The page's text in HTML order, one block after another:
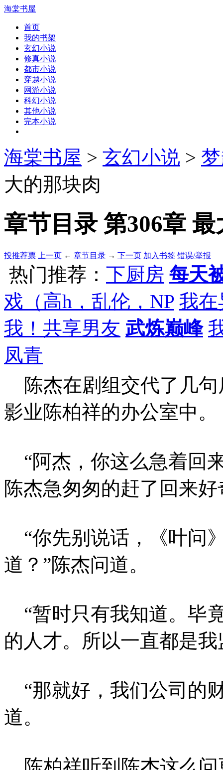
海棠书屋
首页
我的书架
玄幻小说
修真小说
都市小说
穿越小说
网游小说
科幻小说
其他小说
完本小说
海棠书屋 > 玄幻小说 >
大的那块肉
章节目录 第306章
投推荐票 上一页 ← 章节目录 → 下一页 加入书签 错误/举报
热门推荐： 下厨房 每天
戏（高h，乱伦，NP 我在
我！共享男友 武炼巅峰
凤青
陈杰在剧组交代了几句
影业陈柏祥的办公室中。
“阿杰，你这么急着回
陈杰急匆匆的赶了回来
“你先别说话，《叶问
道？”陈杰问道。
“暂时只有我知道。毕
的人才。所以一直都是
“那就好，我们公司的
道。